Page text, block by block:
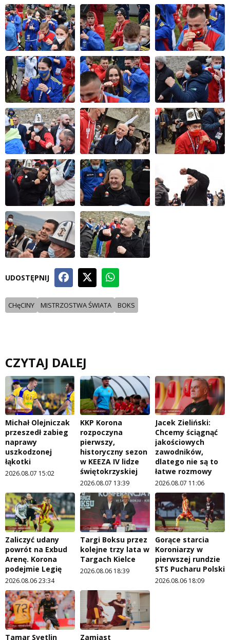
UDOSTĘPNIJ
CHęCINY MISTRZOSTWA ŚWIATA BOKS
CZYTAJ DALEJ
Michał Olejniczak
przeszedł zabieg
naprawy
uszkodzonej
łąkotki
2026.08.07 15:02
KKP Korona
rozpoczyna
pierwszy,
historyczny sezon
w KEEZA IV lidze
świętokrzyskiej
2026.08.07 13:39
Jacek Zieliński:
Chcemy ściągnąć
jakościowych
zawodników,
dlatego nie są to
łatwe rozmowy
2026.08.07 11:06
Zaliczyć udany
powrót na Exbud
Arenę. Korona
podejmie Legię
2026.08.06 23:34
Targi Boksu przez
kolejne trzy lata w
Targach Kielce
2026.08.06 18:39
Gorące starcia
Koroniarzy w
pierwszej rundzie
STS Pucharu Polski
2026.08.06 18:09
Tamar Svetlin Zamiast